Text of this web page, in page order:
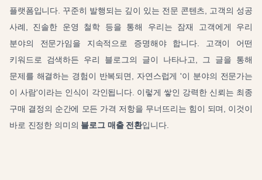
플랫폼입니다. 꾸준히 발행되는 깊이 있는 전문 콘텐츠, 고객의 성공
사례, 진솔한 운영 철학 등을 통해 우리는 잠재 고객에게 우리
분야의 전문가임을 지속적으로 증명해야 합니다. 고객이 어떤
키워드로 검색하든 우리 블로그의 글이 나타나고, 그 글을 통해
문제를 해결하는 경험이 반복되면, 자연스럽게 '이 분야의 전문가는
이 사람'이라는 인식이 각인됩니다. 이렇게 쌓인 강력한 신뢰는 최종
구매 결정의 순간에 모든 가격 저항을 무너뜨리는 힘이 되며, 이것이
바로 진정한 의미의 블로그 매출 전환입니다.